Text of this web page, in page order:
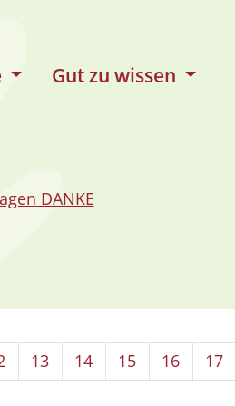
Gut zu wissen
DANKE
13 14 15 16 17